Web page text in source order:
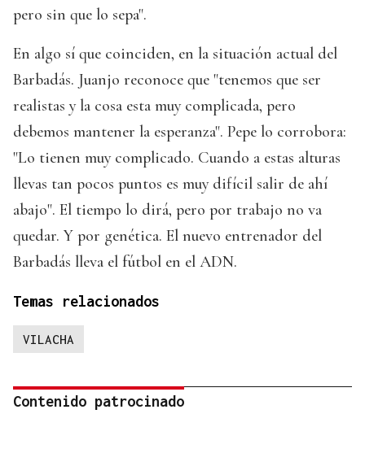
pero sin que lo sepa".
En algo sí que coinciden, en la situación actual del
Barbadás. Juanjo reconoce que "tenemos que ser
realistas y la cosa esta muy complicada, pero
debemos mantener la esperanza". Pepe lo corrobora:
"Lo tienen muy complicado. Cuando a estas alturas
llevas tan pocos puntos es muy difícil salir de ahí
abajo". El tiempo lo dirá, pero por trabajo no va
quedar. Y por genética. El nuevo entrenador del
Barbadás lleva el fútbol en el ADN.
Temas relacionados
VILACHA
Contenido patrocinado